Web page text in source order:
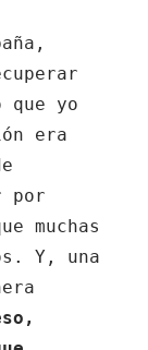
que yo
era
por
muchas
Y, una